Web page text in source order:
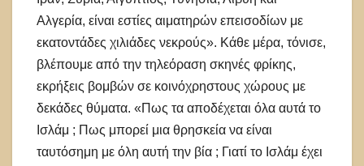
Αλγερία, είναι εστίες αιματηρών επεισοδίων με
εκατοντάδες χιλιάδες νεκρούς». Κάθε μέρα, τόνισε,
βλέπουμε από την τηλεόραση σκηνές φρίκης,
εκρήξεις βομβών σε κοινόχρηστους χώρους με
δεκάδες θύματα. «Πως τα αποδέχεται όλα αυτά το
Ισλάμ ; Πως μπορεί μια θρησκεία να είναι
ταυτόσημη με όλη αυτή την βία ; Γιατί το Ισλάμ έχει